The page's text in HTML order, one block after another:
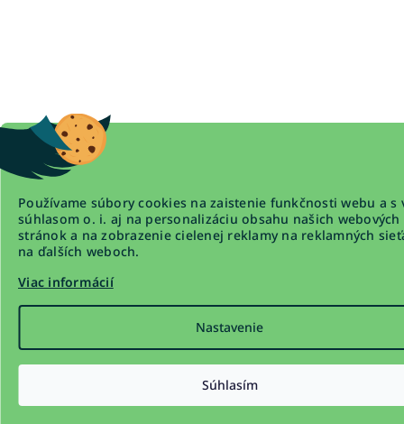
Používame súbory cookies na zaistenie funkčnosti webu a s
súhlasom o. i. aj na personalizáciu obsahu našich webových
stránok a na zobrazenie cielenej reklamy na reklamných
na ďalších weboch.
Viac informácií
Nastavenie
Súhlasím